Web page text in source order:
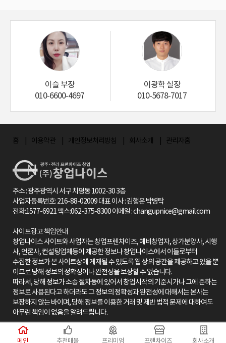
도 시작할 수 있도록 처음 상담부터 매장 검토, 양도
양수 절차, 사업자등록까지 함께 동행합니다. ​ 단, 본
사에서 직접 진행해야 하는 승인 절차나 교육 과정은
별도로 진행됩니다. ​ 그 외에 창업자가 혼자 판단하기
스크 점검은 창업나이스가 옆에서 하나씩 잡아드립
니다. ​ 처음 창업을 준비하시는 분들도 “무엇부터 해
야 하지?”라는 막막함을 줄일 수 있도록 창업 시작부
더 현실적이라고 생각하시나요? 저가커피 시장의 빠
이스 창업을 고민할 때 가장 궁금한 부분은 비용, 매
출, 상권 중 무엇인가요? ​ 언제든지 편하게 연락주세
하며 하나하나 챙겨드렸습니다. ​ "저는 20대 사회초
년생이라 아무것도 모르는데... 정말 괜찮을까요?" ​
걱정하지 마세요. 아무것도 몰라도 전~혀 상관없습
니다. ​ 창업나이스는 단순히 매물만 보여주고 끝나는
게 아니라, 복잡한 계약 절차부터 행정 업무까지 모
든 과정을 옆에서 함께 걷습니다. ​ 전문가가 곁에서
밀착 마크해 드리니 초보 사장님도 마음 편히, 그리
고 아주 쉽게 창업하실 수 있죠. ​ 특히 처음이라 두려
움이 많은 여성분들, 어디서부터 시작해야 할지 몰라
장 안전하고 확실하게 시작할 수 있는 길, 창업나이
스가 가장 가까운 곳에서 함께 찾아드립니다. 친절한
김대표 블로그 / 인스타 바로가기
지구 광주 상권의 판도를 바꾸고 있는 가장 역동적인
두 곳을 꼽으라면 단연 수완지구와 첨단지구입니다. ​
특히 수완지구는 유동인구 기준 MZ세대의 약속 장
소 1위로 꼽힐 만큼 젊은 층의 폭발적인 사랑을 받고
있습니다. 10대와 20대 유동인구가 하루 평균 9,673
명에 달하며, 이들을 겨냥한 트렌디한 카페, 맛집, 학
원가가 강력한 집객 효과를 내고 있습니다. 첨단지구
는 젊은 직장인들의 회식과 유흥 명소로 급부상하며
정성'이라는 그림자가 있습니다. ​ 첨단 젊음의 거리
는 신규 개업(432곳)과 폐업(421곳)이 모두 광주에
서 가장 활발한 곳으로,= 역동적인 만큼 경쟁이 치열
권의 가장 큰 약점은 버스에 의존하는 불편한 접근성
입니다. 하지만 이는 역설적으로 도시철도 2호선 개
통 시 가장 큰 수혜를 입을 수 있는 엄청난 잠재력이
기도 합니다. ​ 구분 역사적 역할 주요 특징 및 인구 통
계 경제 건전성 지표 미래 전망 (2호선 개통 이전) 충
액 감소 활성화 사업에도 불구하고 점진적 쇠퇴 상무
지구 현대적 도심, 행정/업무 중심 직장인/중장년층
중심, 고가 상권 사업체당 매출액 1위, 높은 공실률
공존 정체기 진입, 젊은 층 이탈 우려 수완지구 신도
시 기반 생활/여가 중심 MZ세대 유입 1위, 학원/카페
밀집 유동인구 급증, 트렌드 중심 자가용 의존도 높
으나 성장 잠재력 큼 첨단지구 신흥 유흥/외식 중심
젊은 직장인 중심, 회식/유흥 핫플레이스 높은 개업/
폐업률, 치열한 경쟁 접근성 취약, 시장 불안정성 내
재 2장: 위대한 연결자 - 광주 도시철도 2호선 프로
비하인드 스토리를 공유합니다. 팔로우하시고 함께
성장하는 기쁨을 느껴보세요." 인스타바로가기 친
절한 김대표 블로그 구경하기
https://blog.naver.com/luckytop1735/2240001
18098
음부터 끝까지 함께 해주셔서 든든했다”는 말씀을
해주시며 주변 지인을 소개해주셨습니다. 앞으로도
창업나이스는 사장님들의 창업 여정에 **‘끝까지 함
께하는 파트너’**가 되겠습니다.
https://blog.naver.com/bbtan-chong
너가 되겠습니다. https://blog.naver.com/bbtan-
chong
작동한 결과물이자, 창업자분과 저희 모두가 뿌듯한
성과라고 생각합니다. 5. 마무리 및 안내 창업을 준비
하시는 분들께 드리고 싶은 말씀은 단 하나입니다.
“상권 분석을 바탕으로 한 전략적인 창업은 반드시
결과로 이어진다.” 현재 저희 창업나이스에서는 신
규 입점 가능 상권을 다수 확보 중입니다. 메가커피뿐
아니라 다양한 프랜차이즈 브랜드의 우량 입지를 보
유하고 있으니, 창업을 고민하고 계신 분들은 언제든
있습니다.
던 카페 창업의 꿈을 실행에 옮기기로 결심하셨습니
다. ▶프랜차이즈 카페 양도양수, 왜 선택했을까? 프
랜차이즈 카페를 창업한다고 하면 대부분 ‘신규 매장
을 오픈해야 한다’고 생각하기 쉽지만, 요즘은 안정
된 매장을 양도양수로 인수하는 방식이 경험자 사이
매장이기 때문에 초기 홍보, 고객 확보, 상권 테스트
등 신규 오픈의 불확실성을 줄일 수 있다는 점이 가장
님의 조건에 꼭 맞았던 매장 고객님의 운영 목적, 예
로 고려해본 결과, 가장 적합한 선택지는 컴포즈커피
OO점이었습니다. 신규 오픈보다는 검증된 매장을
안정적인 선택지였고, 실제로 상담 이후부터 계약까
지 빠르게 이어졌습니다. ▶ 고객님의 생생한 후기
“생각보다 더 빠르게 진행됐고, 무엇보다 실매장이
산 안에서 가능했고, 브랜드 교육도 잘 되어 있어 자
신감도 붙었습니다.” 처음에는 창업에 대한 막연한
걱정도 있었지만 양도양수 방식의 장점을 경험하시
면서 ‘이렇게 시작하길 잘했다’는 확신을 갖게 되셨
다고 합니다. ▶창업나이스의 진짜 강점은? 상권 분
석력! 창업나이스는 예비사장님의 성향, 생활패턴,
투자 여력까지 함께 고려합니다. 또한, 단순히 ‘지금
매출이 얼마냐’가 아닌 상권의 가능성, 고객 흐름, 경
쟁 구조까지 입체적으로 분석해 가장 적합한 매장을
추천드립니다. 이번에도 고객님이 고민하셨던 지점
심이 굉장히 높으셨답니다 요즘 시장 흐름을 보면,
스터디카페도 단순히 "자리가 좋으면 된다"는 생각
으론 결코 오래가기 어렵다는 걸 실감해요. 폐업하
는 곳도 있지만, 반대로 운영자의 관심과 관리에 따
라 수익 구조는 완전히 달라질 수 있어요! 그래서 이
번에도 저는 단순히 계약만 중개한 게 아니라, 실질
적인 창업 파트너로서 창업 컨설팅까지 함께 진행했
어요! 그동안 쌓아온 스터디카페 양도양수 및 신규창
군까지 좋아서 학생뿐 아니라 직장인 유입도 충분히
가능한 입지 좋은 공간이었어요! 무엇보다 초기 비용
도 부담 없이 깔끔하게 들어갈 수 있었답니다^^ 스터
는 장기 사업이에요. 학생들도 수험생들도 1년만 공
부하진 않잖아요? 좋은 분위기 + 안정된 환경만 갖춰
지면 몇 년이고 이용하는 단골층이 생겨요 !!! 무엇보
다 이번 사장님은 정말 마인드가 멋지신 분이셨어요
^^ "어떻게 하면 더 편하고 효율적인 공간이 될까?"
로 '이 분은 진짜 잘 되시겠다'는 확신이 들었답니다
요즘 창업시장, 솔직히 말하면 쉽지 않죠. 하지만! -
좋은 상권에 - 맞춤형 컨설팅이 함께한다면 충분히
성공할 수 있어요! 전남, 광주 어디든지! 양도양수든
신규 창업이든 좋은 자리, 실속 있는 조건으로 창업
하실 수 있도록! 믿고 맡기는 창업나이스 정다운 실
장이 도와드립니다 언제든 편하게 문의주세요! 성
공적인 창업의 시작, 저와 함께해요 ^^ 광주,전남(목
포,나주,순천,순창,여수,화순,담양,광양 등) 프랜차
이즈 전문으로하고 있는 창업나이스입니다!!! 창업
5678-7017
김용혁 이사(행정사)
홈 이용약관 개인정보처리방침 회사소개 관리자홈
주소 : 광주광역시 서구 치평동 1002-30 3층
사업자등록번호: 216-88-02009 대표 이사 : 김행운 박병탁
전화:1577-6921 팩스:062-375-8300 이메일 : changupnice@gmail.com
사이트광고 책임안내
창업나이스 사이트와 사업자는 창업프렌차이즈, 예비창업자, 상가분양사, 시행
사, 언론사, 컨설팅업체등이 제공한 정보나 창업나이스에서 이들로부터
수집한 정보가 본 사이트상에 게재될 수 있도록 웹 상의 공간을 제공하고 있을 뿐
이므로 당해 정보의 정확성이나 완전성을 보장할 수 없습니다.
따라서, 당해 정보가 소송 절차등에 있어서 창업시작의 기준시가나 그에 준하는
정보로 사용된다고 하더라도 그 정보의 정확성과 완전성에 대해서는 본사는
보장하지 않는 바이며, 당해 정보를 이용한 거래 및 제반 법적 문제에 대하여도
아무런 책임이 없음을 알려드립니다.
Copyright . (주)창업나이스 All Rights Reserved.
메인 추천매물 프리미엄 프랜차이즈 회사소개